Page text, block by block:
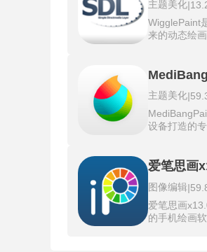
动效果封存
出文件可直
背景，为作
MediBang
钢笔、水彩
手段实现构
现力。
主题美化|
WigglePaint
来的动态绘
擎实时处理
落笔瞬间就
动态擦除效
动速度从温
度调节器单
循环播控在
态效果。GIF
240p到4K的
让导出图片
主题美化|
设备打造的
摒弃冗余繁
触控操作逻
创作能力。
出，绘制文
后画面图层
爱笔思画
图像编辑|
爱笔思画
的手机绘画